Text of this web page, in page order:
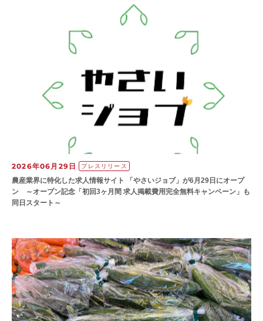
2026年06月29日 プレスリリース
農産業界に特化した求人情報サイト 「やさいジョブ」が6月29日にオープ
ン ～オープン記念「初回3ヶ月間 求人掲載費用完全無料キャンペーン」も
同日スタート～